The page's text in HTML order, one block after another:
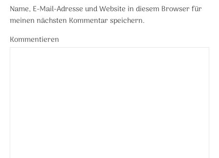
Name, E-Mail-Adresse und Website in diesem Browser für
meinen nächsten Kommentar speichern.
Kommentieren